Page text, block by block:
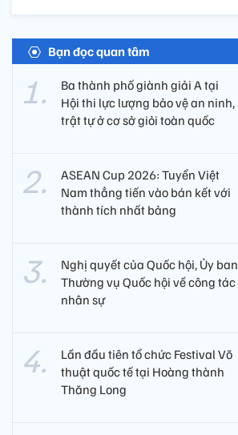
Bạn đọc quan tâm
Ba thành phố giành giải A tại
Hội thi lực lượng bảo vệ an ninh,
trật tự ở cơ sở giỏi toàn quốc
ASEAN Cup 2026: Tuyển Việt
Nam thẳng tiến vào bán kết với
thành tích nhất bảng
Nghị quyết của Quốc hội, Ủy ban
Thường vụ Quốc hội về công tác
nhân sự
Lần đầu tiên tổ chức Festival Võ
thuật quốc tế tại Hoàng thành
Thăng Long